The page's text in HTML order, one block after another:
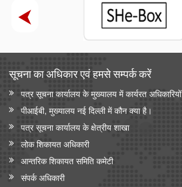
सूचना का अधिकार एवं हमसे सम्‍पर्क करें
पत्र सूचना कार्यालय के मुख्यालय में कार्यरत
पीआईबी, मुख्यालय नई दिल्ली में कौन क्या है।
पत्र सूचना कार्यालय के क्षेत्रीय शाखा
लोक शिकायत अधिकारी
आन्‍तरिक शिकायत समिति कमेटी
संपर्क अधिकारी